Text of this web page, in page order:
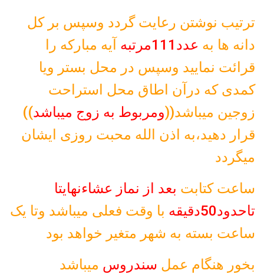
ترتیب نوشتن رعایت گردد وسپس بر کل
دانه ها به عدد111مرتبه
آیه مبارکه را
قرائت نمایید وسپس در محل بستر ویا
کمدی که درآن اطاق محل استراحت
زوجین میباشد((ومربوط به زوج میباشد))
قرار دهید،به اذن الله محبت روزی ایشان
میگردد
ساعت کتابت بعد از نماز عشاءنهایتا
تاحدود50دقیقه
با وقت فعلی میباشد وتا یک
ساعت بسته به شهر متغیر خواهد بود
بخور هنگام عمل سندروس میباشد